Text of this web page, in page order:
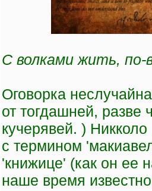
С волками жить, по-
Оговорка
от тогдашней, разве
кучерявей. )
с термином
'книжице' (как он ее
наше время